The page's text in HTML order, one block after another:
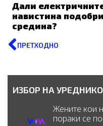
Дали
навистина
средина?
Prev
ПРЕТХОДНО
ИЗБОР НА
Жените кои
пораки се